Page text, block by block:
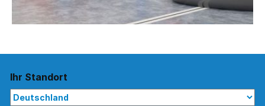
Ihr Standort